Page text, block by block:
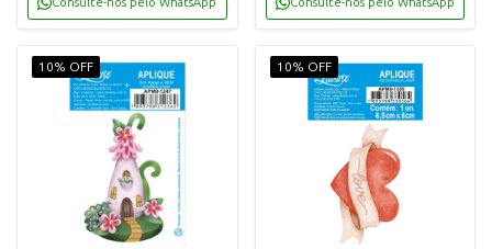
10% OFF 10% OFF